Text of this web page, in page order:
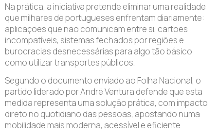
Na prática, a iniciativa pretende eliminar uma realidade
que milhares de portugueses enfrentam diariamente:
aplicações que não comunicam entre si, cartões
incompatíveis, sistemas fechados por regiões e
burocracias desnecessárias para algo tão básico
como utilizar transportes públicos.
Segundo o documento enviado ao Folha Nacional, o
partido liderado por André Ventura defende que esta
medida representa uma solução prática, com impacto
direto no quotidiano das pessoas, apostando numa
mobilidade mais moderna, acessível e eficiente.